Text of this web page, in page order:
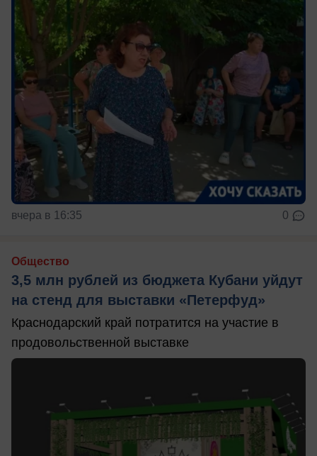
вчера в 16:35 0
Общество
3,5 млн рублей из бюджета Кубани уйдут
на стенд для выставки «Петерфуд»
Краснодарский край потратится на участие в
продовольственной выставке